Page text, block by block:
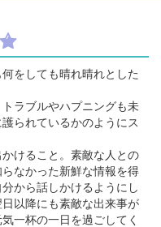
をしても晴れ晴れとした
ラブルやハプニングも未
られているかのようにス
けること。素敵な人との
なかった新鮮な情報を得
から話しかけるようにし
以降にも素敵な出来事が
一杯の一日を過ごしてく